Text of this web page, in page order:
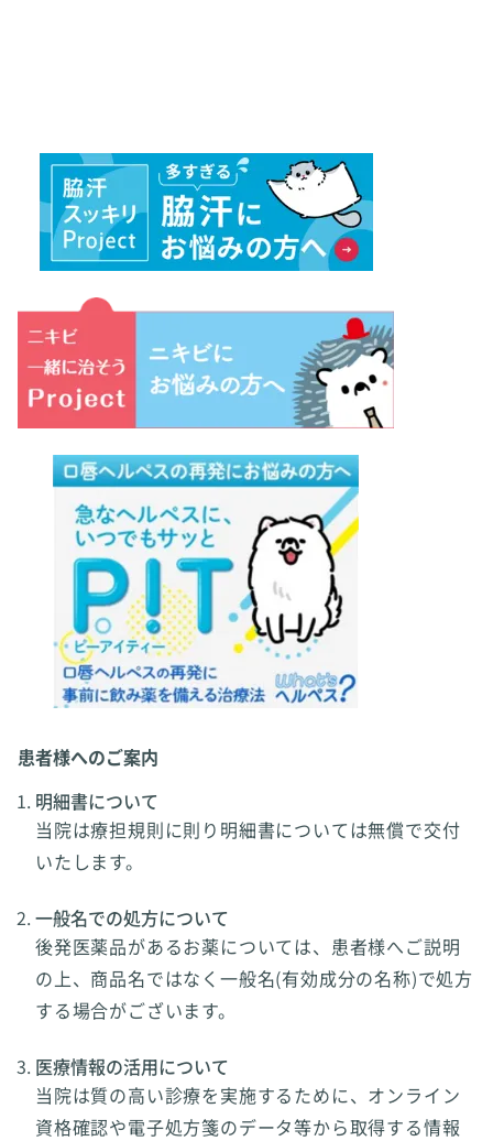
患者様へのご案内
明細書について
当院は療担規則に則り明細書については無償で交付
いたします。
一般名での処方について
後発医薬品があるお薬については、患者様へご説明
の上、商品名ではなく一般名(有効成分の名称)で処方
する場合がございます。
医療情報の活用について
当院は質の高い診療を実施するために、オンライン
資格確認や電子処方箋のデータ等から取得する情報